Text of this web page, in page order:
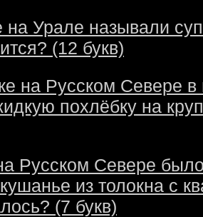
на Урале называли
(12 букв)
на Русском Севере в
похлёбку на
Русском Севере
из толокна с
(7 букв)